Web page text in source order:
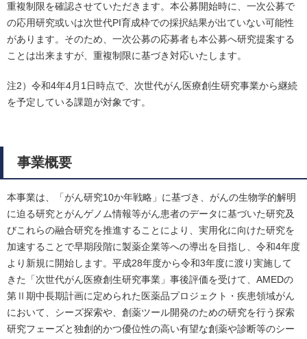
重複制限を確認させていただきます。本公募開始時に、一次公募で
の応用研究或いは次世代PI育成枠での採択結果が出ていない可能性
があります。そのため、一次公募の応募者も本公募へ研究提案する
ことは出来ますが、重複制限に基づき対応いたします。
注2）令和4年4月1日時点で、次世代がん医療創生研究事業から継続
を予定している課題が対象です。
事業概要
本事業は、「がん研究10か年戦略」に基づき、がんの生物学的解明
に迫る研究とがんゲノム情報等がん患者のデータに基づいた研究及
びこれらの融合研究を推進することにより、実用化に向けた研究を
加速することで早期段階に製薬企業等への導出を目指し、令和4年度
より新規に開始します。平成28年度から令和3年度に渡り実施して
きた「次世代がん医療創生研究事業」事後評価を受けて、AMEDの
第Ⅱ期中長期計画に定められた医薬品プロジェクト・疾患領域がん
において、シーズ探索や、創薬ツール開発のための研究を行う探索
研究フェーズと独創的かつ優位性の高い有望な創薬や診断等のシー